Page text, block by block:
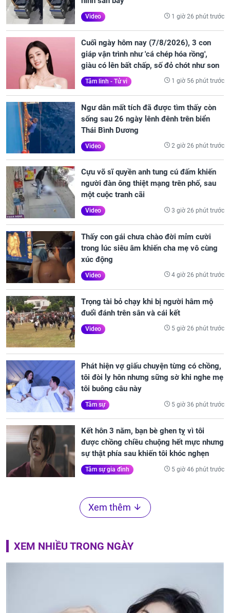
Video 1 giờ 26 phút trước
Cuối ngày hôm nay (7/8/2026), 3 con
giáp vận trình như 'cá chép hóa rồng',
giàu có lên bất chấp, số đỏ chót như son
Tâm linh - Tử vi 1 giờ 56 phút trước
Ngư dân mất tích đã được tìm thấy còn
sống sau 26 ngày lênh đênh trên biển
Thái Bình Dương
Video 2 giờ 26 phút trước
Cựu võ sĩ quyền anh tung cú đấm khiến
người đàn ông thiệt mạng trên phố, sau
một cuộc tranh cãi
Video 3 giờ 26 phút trước
Thấy con gái chưa chào đời mỉm cười
trong lúc siêu âm khiến cha mẹ vô cùng
xúc động
Video 4 giờ 26 phút trước
Trọng tài bỏ chạy khi bị người hâm mộ
đuổi đánh trên sân và cái kết
Video 5 giờ 26 phút trước
Phát hiện vợ giấu chuyện từng có chồng,
tôi đòi ly hôn nhưng sững sờ khi nghe mẹ
tôi buông câu này
Tâm sự 5 giờ 36 phút trước
Kết hôn 3 năm, bạn bè ghen tỵ vì tôi
được chồng chiều chuộng hết mực nhưng
sự thật phía sau khiến tôi khóc nghẹn
Tâm sự gia đình 5 giờ 46 phút trước
Xem thêm
XEM NHIỀU TRONG NGÀY